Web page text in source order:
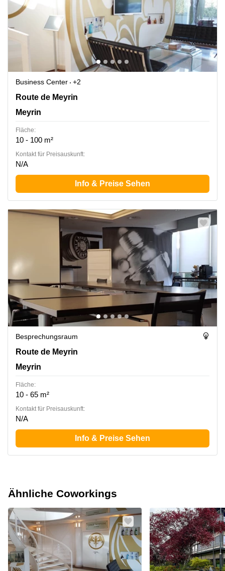
Business Center
+2
Route de Meyrin 267, Meyrin
Route de Meyrin
Meyrin
Fläche:
10 - 100 m²
Kontakt für Preisauskunft:
N/A
Info & Preise Sehen
Besprechungsraum
Route de Meyrin 267, Meyrin
Route de Meyrin
Meyrin
Fläche:
10 - 65 m²
Kontakt für Preisauskunft:
N/A
Info & Preise Sehen
Ähnliche Coworkings